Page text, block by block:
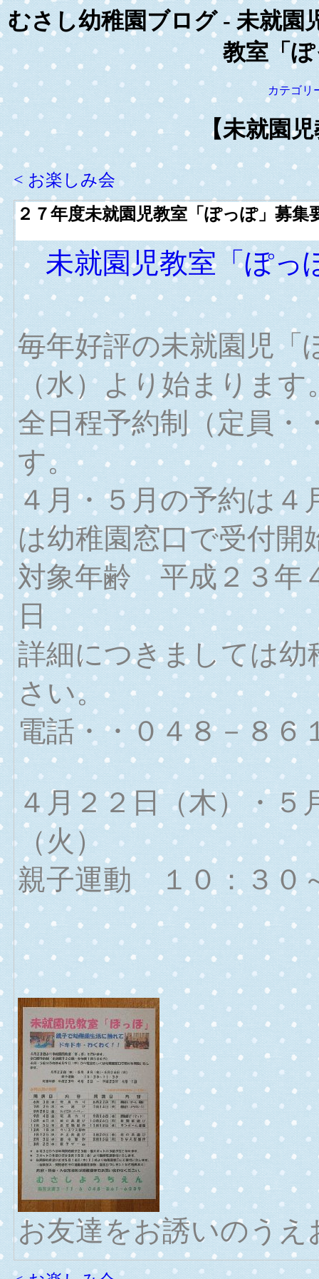
むさし幼稚園ブログ - 未就園
教室「
カテゴリ
【未就園
< お楽しみ会
２７年度未就園児教室「ぽっぽ」募集
未就園児教室「ぽっ
毎年好評の未就園児「
（水）より始まります
全日程予約制（定員・
す。
４月・５月の予約は
は幼稚園窓口で受付開
対象年齢 平成２３年
日
詳細につきましては
さい。
電話・・０４８－８６
４月２２日（木）・５
（火）
親子運動 １０：３０
お友達をお誘いのう